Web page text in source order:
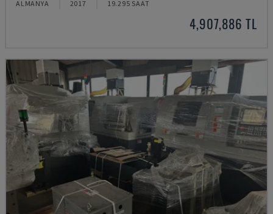
ALMANYA 2017 19.295 SAAT
4,907,886 TL